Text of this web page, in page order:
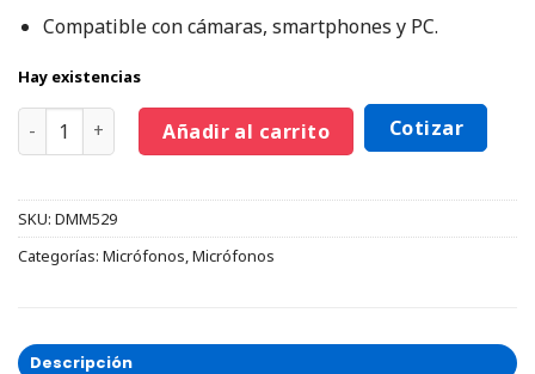
Compatible con cámaras, smartphones y PC.
Hay existencias
Añadir al carrito Cotizar
SKU: DMM529
Categorías: Micrófonos,Micrófonos
Descripción